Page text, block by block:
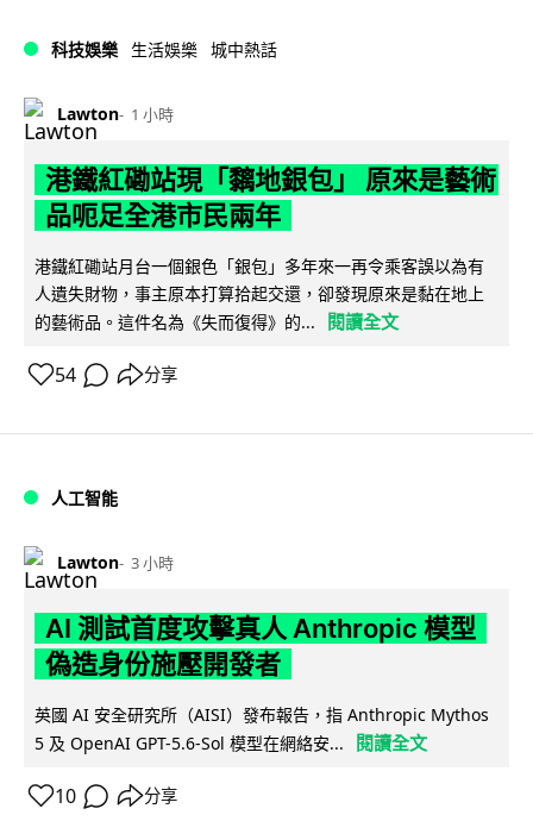
科技娛樂 生活娛樂 城中熱話
Lawton 1 小時
港鐵紅磡站現「黐地銀包」 原來是藝術
品呃足全港市民兩年
港鐵紅磡站月台一個銀色「銀包」多年來一再令乘客誤以為有
人遺失財物，事主原本打算拾起交還，卻發現原來是黏在地上
的藝術品。這件名為《失而復得》的...
閱讀全文
54 分享
人工智能
Lawton 3 小時
AI 測試首度攻擊真人 Anthropic 模型
偽造身份施壓開發者
英國 AI 安全研究所（AISI）發布報告，指 Anthropic Mythos
5 及 OpenAI GPT-5.6-Sol 模型在網絡安...
閱讀全文
10 分享